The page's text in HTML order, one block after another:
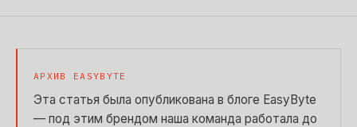
АРХИВ EASYBYTE
Эта статья была опубликована в блоге EasyByte
— под этим брендом наша команда работала до